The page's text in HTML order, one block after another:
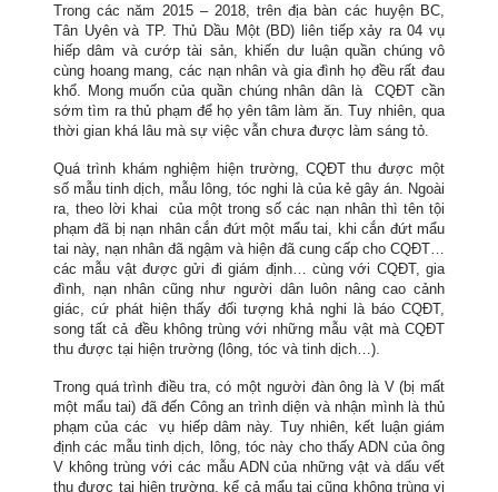
Trong các năm 2015 – 2018, trên địa bàn các huyện BC,
Tân Uyên và TP. Thủ Dầu Một (BD) liên tiếp xảy ra 04 vụ
hiếp dâm và cướp tài sản, khiến dư luận quần chúng vô
cùng hoang mang, các nạn nhân và gia đình họ đều rất đau
khổ. Mong muốn của quần chúng nhân dân là CQĐT cần
sớm tìm ra thủ phạm để họ yên tâm làm ăn. Tuy nhiên, qua
thời gian khá lâu mà sự việc vẫn chưa được làm sáng tỏ.
Quá trình khám nghiệm hiện trường, CQĐT thu được một
số mẫu tinh dịch, mẫu lông, tóc nghi là của kẻ gây án. Ngoài
ra, theo lời khai của một trong số các nạn nhân thì tên tội
phạm đã bị nạn nhân cắn đứt một mẩu tai, khi cắn đứt mẩu
tai này, nạn nhân đã ngậm và hiện đã cung cấp cho CQĐT…
các mẫu vật được gửi đi giám định… cùng với CQĐT, gia
đình, nạn nhân cũng như người dân luôn nâng cao cảnh
giác, cứ phát hiện thấy đối tượng khả nghi là báo CQĐT,
song tất cả đều không trùng với những mẫu vật mà CQĐT
thu được tại hiện trường (lông, tóc và tinh dịch…).
Trong quá trình điều tra, có một người đàn ông là V (bị mất
một mẩu tai) đã đến Công an trình diện và nhận mình là thủ
phạm của các vụ hiếp dâm này. Tuy nhiên, kết luận giám
định các mẫu tinh dịch, lông, tóc này cho thấy ADN của ông
V không trùng với các mẫu ADN của những vật và dấu vết
thu được tại hiện trường, kể cả mẩu tai cũng không trùng vị